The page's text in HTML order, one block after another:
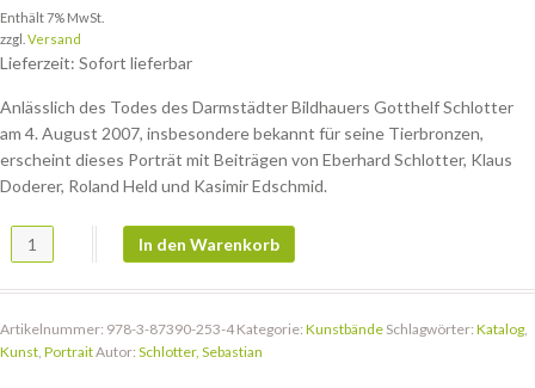
Enthält 7% MwSt.
zzgl. Versand
Lieferzeit: Sofort lieferbar
Anlässlich des Todes des Darmstädter Bildhauers Gotthelf Schlotter
am 4. August 2007, insbesondere bekannt für seine Tierbronzen,
erscheint dieses Porträt mit Beiträgen von Eberhard Schlotter, Klaus
Doderer, Roland Held und Kasimir Edschmid.
Gotthelf Schlotter 1922-2007 Menge
In den Warenkorb
Artikelnummer: 978-3-87390-253-4 Kategorie: Kunstbände Schlagwörter: Katalog
Kunst PortraitAutor: Schlotter, Sebastian